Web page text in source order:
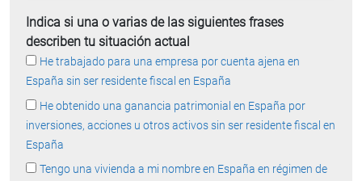
Indica si una o varias de las siguientes frases
describen tu situación actual
He trabajado para una empresa por cuenta ajena en
España sin ser residente fiscal en España
He obtenido una ganancia patrimonial en España por
inversiones, acciones u otros activos sin ser residente fiscal en
España
Tengo una vivienda a mi nombre en España en régimen de